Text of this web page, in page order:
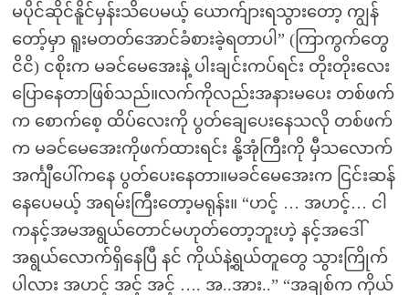
မပိုင်ဆိုင်နိူင်မှန်းသိပေမယ့် ယောက်ျားရသွားတော့ ကျွန်
တော့်မှာ ရူးမတတ်အောင်ခံစားခဲ့ရတာပါ” (ကြာကွက်တွေ
ငိငိ) ငစိုးက မခင်မေအေးနဲ့ ပါးချင်းကပ်ရင်း တိုးတိုးလေး
ပြောနေတာဖြစ်သည်။လက်ကိုလည်းအနားမပေး တစ်ဖက်
က စောက်စေ့ ထိပ်လေးကို ပွတ်ချေပေးနေသလို တစ်ဖက်
က မခင်မေအေးကိုဖက်ထားရင်း နို့အုံကြီးကို မှီသလောက်
အင်္ကျီပေါ်ကနေ ပွတ်ပေးနေတာ။မခင်မေအေးက ငြင်းဆန်
နေပေမယ့် အရမ်းကြီးတော့မရုန်း။ “ဟင့် … အဟင့်… ငါ
ကနင့်အမအရွယ်တောင်မဟုတ်တော့ဘူးဟဲ့ နင့်အဒေါ်
အရွယ်လောက်ရှိနေပြီ နင် ကိုယ်နဲ့ရွယ်တူတွေ သွားကြိုက်
ပါလား အဟင့် အင့် အင့် …. အ..အား..” “အချစ်က ကိုယ်